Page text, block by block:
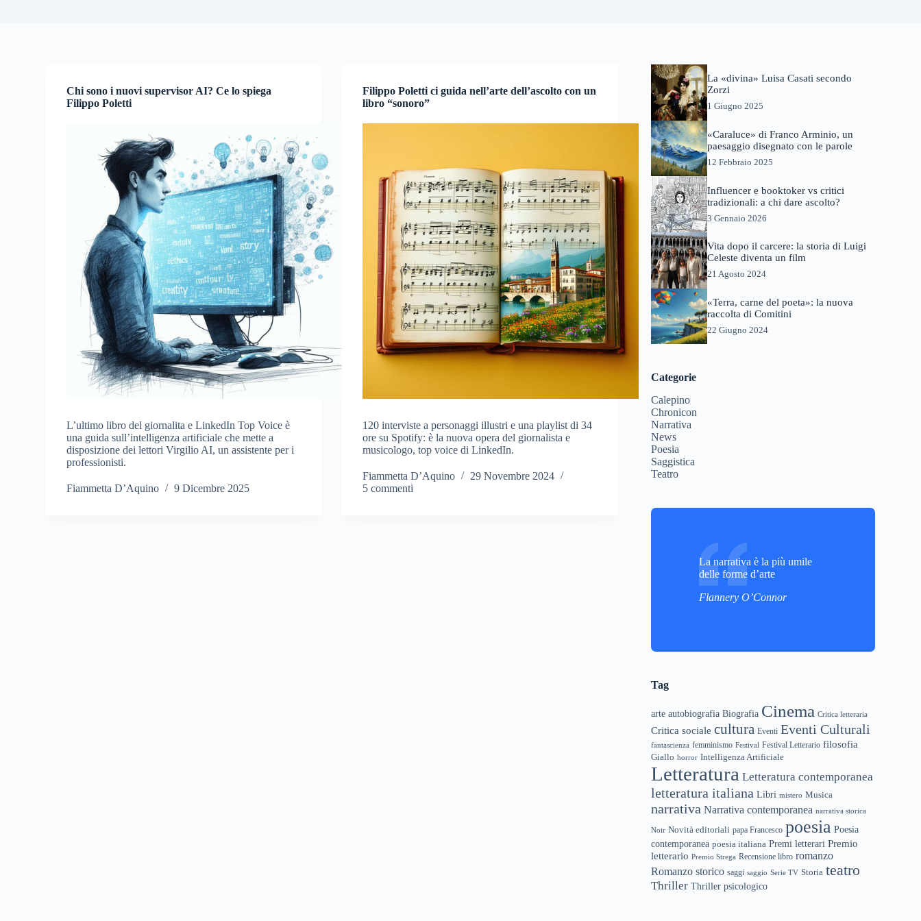
Chi sono i nuovi supervisor AI? Ce lo spiega
Filippo Poletti
L’ultimo libro del giornalita e LinkedIn Top Voice è
una guida sull’intelligenza artificiale che mette a
disposizione dei lettori Virgilio AI, un assistente per i
professionisti.
Fiammetta D’Aquino 9 Dicembre 2025
Filippo Poletti ci guida nell’arte dell’ascolto con un
libro “sonoro”
120 interviste a personaggi illustri e una playlist di 34
ore su Spotify: è la nuova opera del giornalista e
musicologo, top voice di LinkedIn.
Fiammetta D’Aquino
29 Novembre 2024
5 commenti
La «divina» Luisa Casati secondo
Zorzi
1 Giugno 2025
«Caraluce» di Franco Arminio, un
paesaggio disegnato con le parole
12 Febbraio 2025
Influencer e booktoker vs critici
tradizionali: a chi dare ascolto?
3 Gennaio 2026
Vita dopo il carcere: la storia di Luigi
Celeste diventa un film
21 Agosto 2024
«Terra, carne del poeta»: la nuova
raccolta di Comitini
22 Giugno 2024
Categorie
Calepino
Chronicon
Narrativa
News
Poesia
Saggistica
Teatro
La narrativa è la più umile
delle forme d’arte
Flannery O’Connor
Tag
arte autobiografia Biografia Cinema Critica letteraria
Critica sociale cultura Eventi Eventi Culturali
fantascienza femminismo Festival Festival Letterario filosofia
Giallo horror Intelligenza Artificiale
Letteratura Letteratura contemporanea
letteratura italiana Libri mistero Musica
narrativa Narrativa contemporanea narrativa storica
Noir Novità editoriali papa Francesco poesia Poesia
contemporanea poesia italiana Premi letterari Premio
letterario Premio Strega Recensione libro romanzo
Romanzo storico saggi saggio Serie TV Storia teatro
Thriller Thriller psicologico